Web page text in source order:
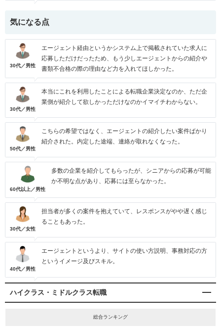
気になる点
30代／男性
エージェント経由というかシステム上で掲載されていた求人に
応募しただけだったため、もう少しエージェントからの紹介や
書類不合格の際の理由など力を入れてほしかった。
30代／男性
本当にこれを利用したことによる転職企業決定なのか、ただ企
業側が紹介して欲しかっただけなのかイマイチわからない。
50代／男性
こちらの希望ではなく、エージェントの紹介したい案件ばかり
紹介された。内定した途端、連絡が取れなくなった。
60代以上／男性
多数の企業を紹介してもらったが、シニアからの応募が可能
か不明な点があり、応募には至らなかった。
30代／女性
担当者が多くの案件を抱えていて、レスポンスがやや遅く感じ
ることもあった。
40代／男性
エージェントというより、サイトの使い方説明、事務対応の方
というイメージ及びスキル。
ハイクラス・ミドルクラス転職
総合ランキング